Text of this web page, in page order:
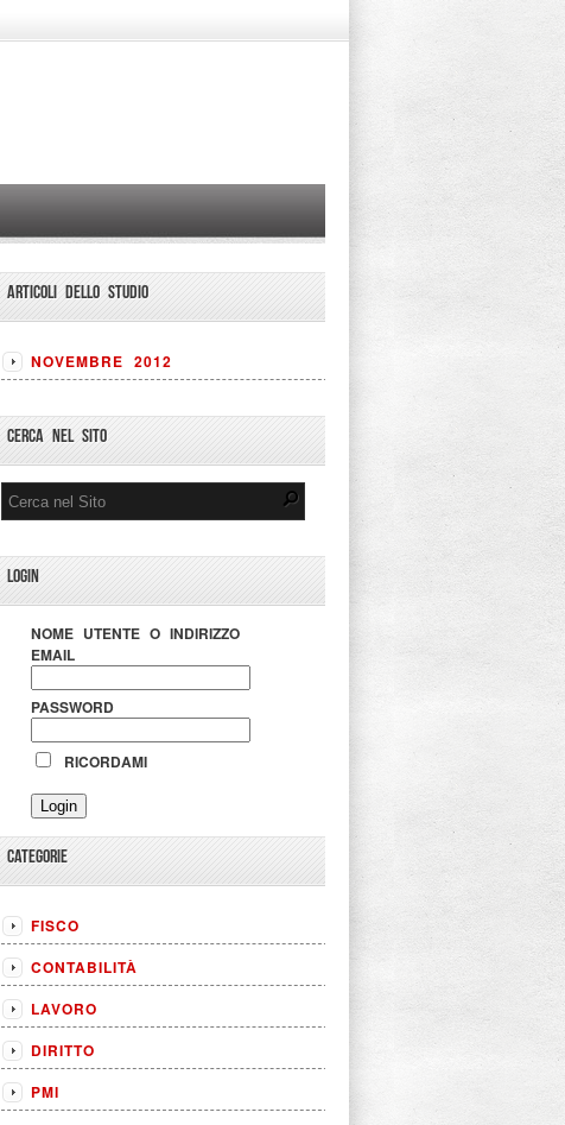
ARTICOLI DELLO STUDIO
NOVEMBRE 2012
CERCA NEL SITO
LOGIN
NOME UTENTE O INDIRIZZO
EMAIL
PASSWORD
RICORDAMI
CATEGORIE
FISCO
CONTABILITÀ
LAVORO
DIRITTO
PMI